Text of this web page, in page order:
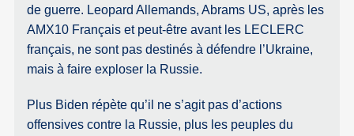
de guerre. Leopard Allemands, Abrams US, après les
AMX10 Français et peut-être avant les LECLERC
français, ne sont pas destinés à défendre l’Ukraine,
mais à faire exploser la Russie.
Plus Biden répète qu’il ne s’agit pas d’actions
offensives contre la Russie, plus les peuples du